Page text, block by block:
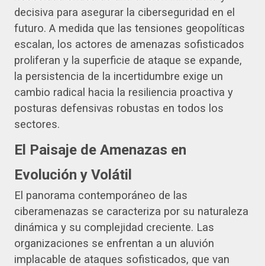
decisiva para asegurar la ciberseguridad en el
futuro. A medida que las tensiones geopolíticas
escalan, los actores de amenazas sofisticados
proliferan y la superficie de ataque se expande,
la persistencia de la incertidumbre exige un
cambio radical hacia la resiliencia proactiva y
posturas defensivas robustas en todos los
sectores.
El Paisaje de Amenazas en
Evolución y Volátil
El panorama contemporáneo de las
ciberamenazas se caracteriza por su naturaleza
dinámica y su complejidad creciente. Las
organizaciones se enfrentan a un aluvión
implacable de ataques sofisticados, que van